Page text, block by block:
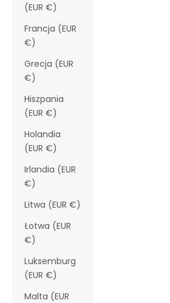
(EUR €)
Francja (EUR
€)
Grecja (EUR
€)
Hiszpania
(EUR €)
Holandia
(EUR €)
Irlandia (EUR
€)
Litwa (EUR €)
Łotwa (EUR
€)
Luksemburg
(EUR €)
Malta (EUR